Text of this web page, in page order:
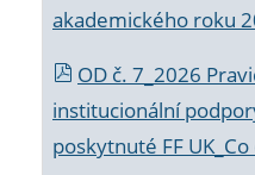
akademického roku
OD č. 7_2026
institucionální
poskytnuté FF